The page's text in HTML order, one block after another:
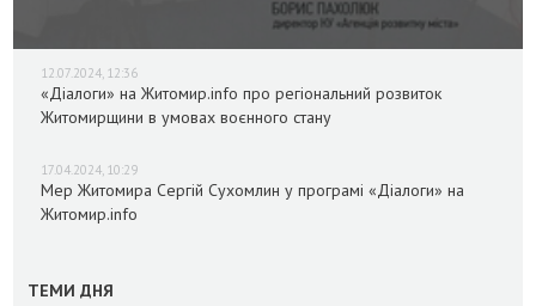
12.07.2024, 12:36
«Діалоги» на Житомир.info про регіональний розвиток
Житомирщини в умовах воєнного стану
17.04.2024, 10:29
Мер Житомира Сергій Сухомлин у програмі «Діалоги» на
Житомир.info
ТЕМИ ДНЯ